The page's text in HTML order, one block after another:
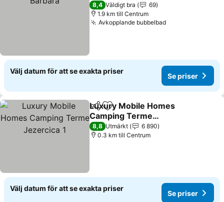
8,4 Väldigt bra
69
1.9 km till Centrum
Avkopplande bubbelbadSe priser
Välj datum för att se exakta priser
Se priser
Dela Lägg till i Mina Favoriter
Luxury Mobile Homes
Camping Terme
Jezercica 1
Se priser
8,8 Utmärkt
6 890
0.3 km till Centrum
Välj datum för att se exakta priser
Se priser